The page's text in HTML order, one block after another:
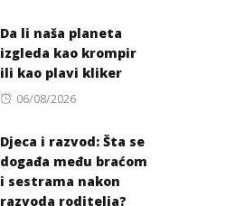
Da li naša planeta
izgleda kao krompir
ili kao plavi kliker
Posted
06/08/2026
Djeca i razvod: Šta se
događa među braćom
i sestrama nakon
razvoda roditelja?